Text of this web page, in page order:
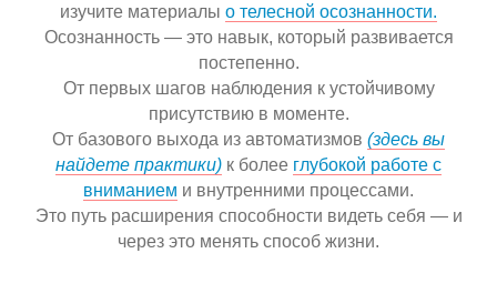
изучите материалы о телесной осознанности.
Осознанность — это навык, который развивается
постепенно.
От первых шагов наблюдения к устойчивому
присутствию в моменте.
От базового выхода из автоматизмов (здесь вы
найдете практики) к более глубокой работе с
вниманием и внутренними процессами.
Это путь расширения способности видеть себя — и
через это менять способ жизни.